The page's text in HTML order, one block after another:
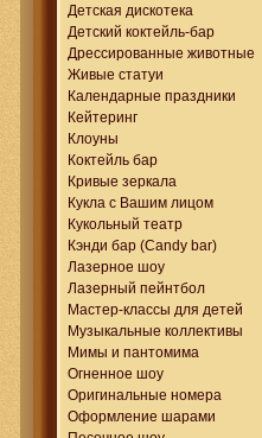
Детская дискотека
Детский коктейль-бар
Дрессированные животные
Живые статуи
Календарные праздники
Кейтеринг
Клоуны
Коктейль бар
Кривые зеркала
Кукла с Вашим лицом
Кукольный театр
Кэнди бар (Candy bar)
Лазерное шоу
Лазерный пейнтбол
Мастер-классы для детей
Музыкальные коллективы
Мимы и пантомима
Огненное шоу
Оригинальные номера
Оформление шарами